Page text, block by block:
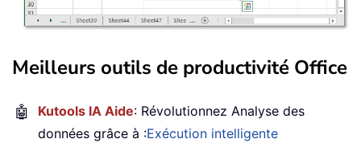
Meilleurs outils de productivité Office
🤖 Kutools IA Aide: Révolutionnez Analyse des
données grâce à :Exécution intelligente